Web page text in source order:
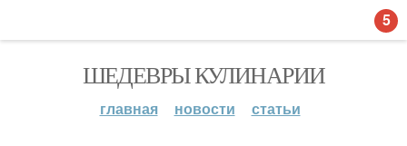
ШЕДЕВРЫ КУЛИНАРИИ
главная новости статьи
5